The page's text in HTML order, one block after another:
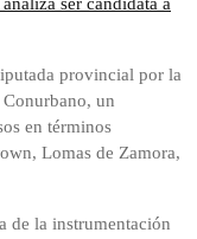
provincial por la
un
en términos
Lomas de Zamora,
de la instrumentación